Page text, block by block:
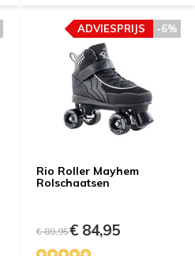
Rio Roller Mayhem
Rolschaatsen
-6%
ADVIESPRIJS
€ 89,95€ 84,95